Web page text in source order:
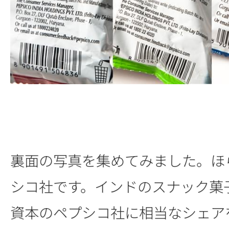
裏面の写真を集めてみました。
シコ社です。インドのスナック
資本のペプシコ社に相当なシェ